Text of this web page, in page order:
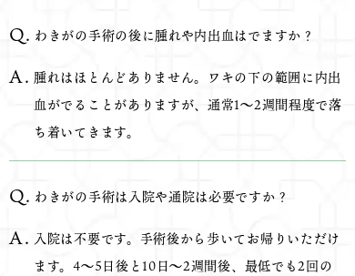
わきがの手術の後に腫れや内出血はでますか？
腫れはほとんどありません。ワキの下の範囲に内出
血がでることがありますが、通常1～2週間程度で落
ち着いてきます。
わきがの手術は入院や通院は必要ですか？
入院は不要です。手術後から歩いてお帰りいただけ
ます。4～5日後と10日～2週間後、最低でも2回の